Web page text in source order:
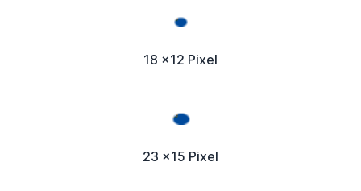
18 x12 Pixel
23 x15 Pixel